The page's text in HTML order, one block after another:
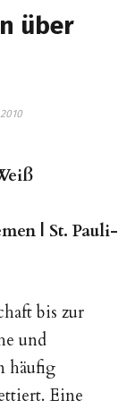
über
| St. Pauli-
bis zur
und
häufig
Eine